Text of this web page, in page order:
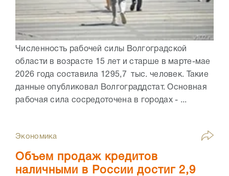
Численность рабочей силы Волгоградской
области в возрасте 15 лет и старше в марте-мае
2026 года составила 1295,7 тыс. человек. Такие
данные опубликовал Волгограддстат. Основная
рабочая сила сосредоточена в городах - ...
Экономика
Объем продаж кредитов
наличными в России достиг 2,9